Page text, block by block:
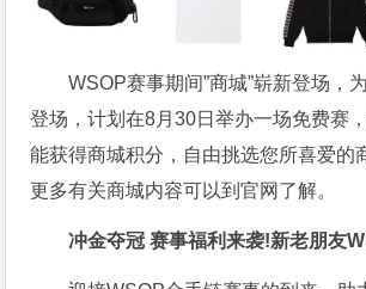
WSOP赛事期间”商城”崭新登场，
登场，计划在8月30日举办一场免费赛
能获得商城积分，自由挑选您所喜爱的
更多有关商城内容可以到官网了解。
冲金夺冠 赛事福利来袭!新老朋友